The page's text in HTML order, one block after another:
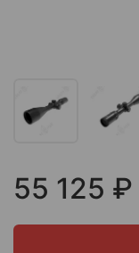
55 125 ₽